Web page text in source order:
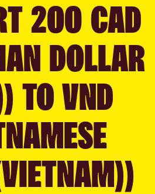
200 CAD
DOLLAR
TO VND